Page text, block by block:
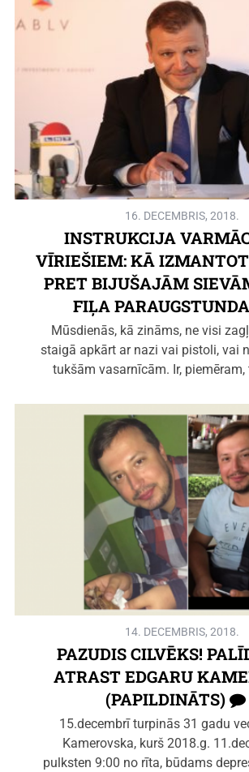
16. DECEMBRIS, 2018.
INSTRUKCIJA
VĪRIEŠIEM: KĀ
PRET BIJUŠAJĀM
FIĻA PARAUGSTUNDA
Mūsdienās, kā zināms, ne visi
staigā apkārt ar nazi vai pistoli, vai
tukšām vasarnīcām. Ir,
14. DECEMBRIS, 2018.
PAZUDIS CILVĒKS!
ATRAST EDGARU
(PAPILDINĀTS)
15.decembrī turpinās 31 gadu
Kamerovska, kurš 2018.g.
pulksten 9:00 no rīta, būdams